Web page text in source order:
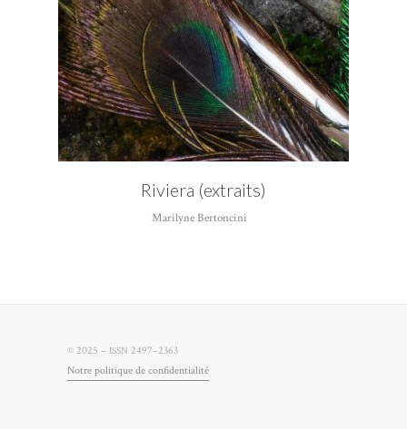
Riviera (extraits)
Marilyne Bertoncini
© 2025 – ISSN 2497–2363
Notre poli­tique de confidentialité